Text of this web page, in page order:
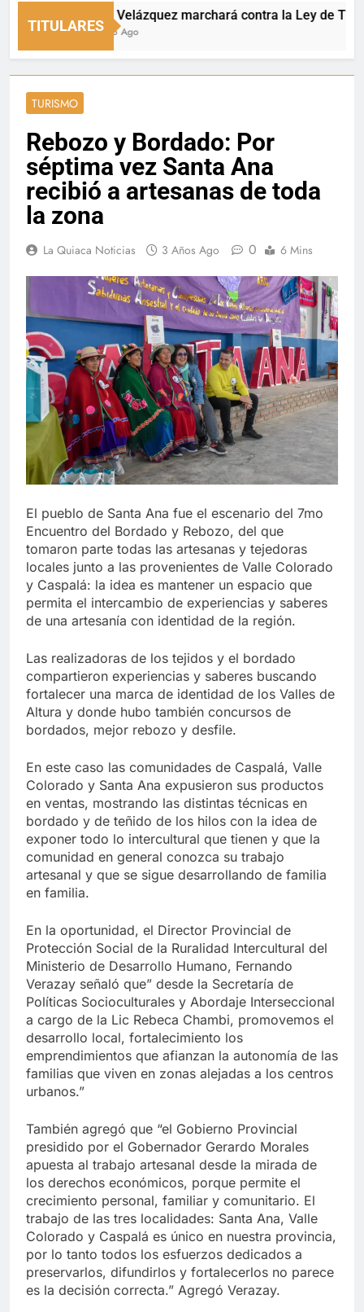
TITULARES
Dante Velázquez marchará contra la Ley de Tierras:
1 Minuto Ago
TURISMO
Rebozo y Bordado: Por
séptima vez Santa Ana
recibió a artesanas de toda
la zona
La Quiaca Noticias 3 Años Ago 0 6 Mins
El pueblo de Santa Ana fue el escenario del 7mo
Encuentro del Bordado y Rebozo, del que
tomaron parte todas las artesanas y tejedoras
locales junto a las provenientes de Valle Colorado
y Caspalá: la idea es mantener un espacio que
permita el intercambio de experiencias y saberes
de una artesanía con identidad de la región.
Las realizadoras de los tejidos y el bordado
compartieron experiencias y saberes buscando
fortalecer una marca de identidad de los Valles de
Altura y donde hubo también concursos de
bordados, mejor rebozo y desfile.
En este caso las comunidades de Caspalá, Valle
Colorado y Santa Ana expusieron sus productos
en ventas, mostrando las distintas técnicas en
bordado y de teñido de los hilos con la idea de
exponer todo lo intercultural que tienen y que la
comunidad en general conozca su trabajo
artesanal y que se sigue desarrollando de familia
en familia.
En la oportunidad, el Director Provincial de
Protección Social de la Ruralidad Intercultural del
Ministerio de Desarrollo Humano, Fernando
Verazay señaló que” desde la Secretaría de
Políticas Socioculturales y Abordaje Interseccional
a cargo de la Lic Rebeca Chambi, promovemos el
desarrollo local, fortalecimiento los
emprendimientos que afianzan la autonomía de las
familias que viven en zonas alejadas a los centros
urbanos.”
También agregó que “el Gobierno Provincial
presidido por el Gobernador Gerardo Morales
apuesta al trabajo artesanal desde la mirada de
los derechos económicos, porque permite el
crecimiento personal, familiar y comunitario. El
trabajo de las tres localidades: Santa Ana, Valle
Colorado y Caspalá es único en nuestra provincia,
por lo tanto todos los esfuerzos dedicados a
preservarlos, difundirlos y fortalecerlos no parece
es la decisión correcta.” Agregó Verazay.